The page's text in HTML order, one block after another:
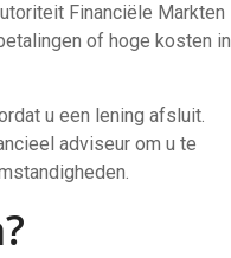
Financiële Markten
of hoge kosten in
u een lening afsluit.
adviseur om u te